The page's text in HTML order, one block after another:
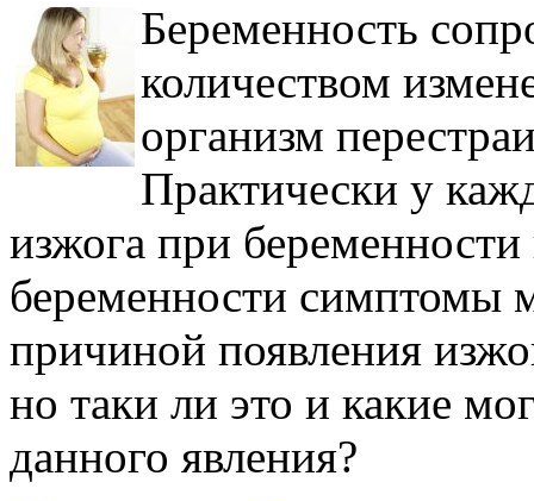
Беременность
количеством
организм
Практически у
изжога при
беременности симптомы
причиной появления
но таки ли это и какие
данного явления?